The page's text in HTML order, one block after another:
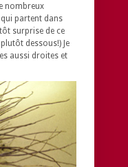
nombreux
partent dans
surprise de ce
dessous!) Je
aussi droites et